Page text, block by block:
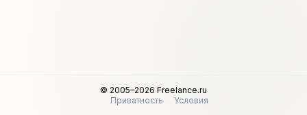
© 2005–2026 Freelance.ru
Приватность
Условия